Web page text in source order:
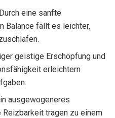
eine sanfte
Balance fällt es leichter,
geistige Erschöpfung und
erleichtern
ausgewogeneres
Reizbarkeit tragen zu einem